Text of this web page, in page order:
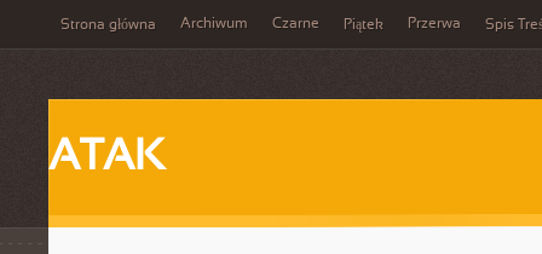
Strona główna Archiwum Czarne Piątek Przerwa Spis
ATAK